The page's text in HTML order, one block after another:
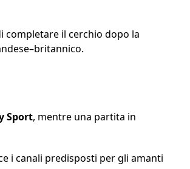
completare il cerchio dopo la
Sport, mentre una partita in
i canali predisposti per gli amanti